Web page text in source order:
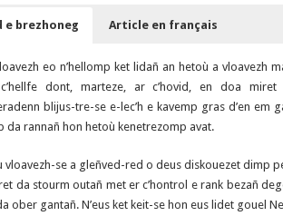
e brezhoneg Article en français
eo n’hellomp ket lidañ an hetoù a vloavezh
dont, marteze, ar c’hovid, en doa
blijus-tre-se e-lec’h e kavemp gras d’en em
da rannañ hon hetoù kenetrezomp avat.
vloavezh-se a gleñved-red o deus diskouezet dimp
da stourm outañ met er c’hontrol e rank bezañ
ober gantañ. N’eus ket keit-se hon eus lidet gouel